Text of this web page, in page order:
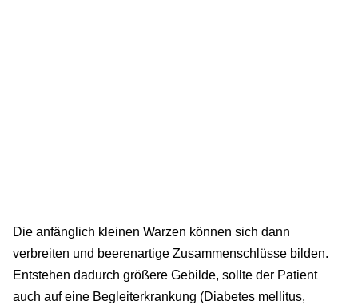
Die anfänglich kleinen Warzen können sich dann
verbreiten und beerenartige Zusammenschlüsse bilden.
Entstehen dadurch größere Gebilde, sollte der Patient
auch auf eine Begleiterkrankung (Diabetes mellitus,